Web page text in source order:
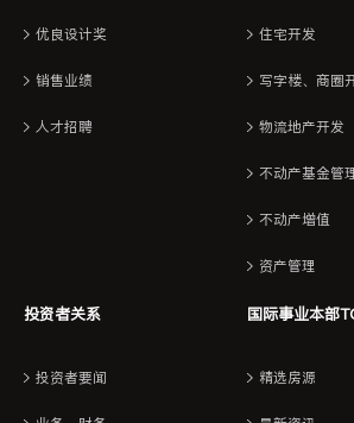
优良设计奖
销售业绩
人才招聘
住宅开发
写字楼、商圈
物流地产开发
不动产基金管
不动产增值
资产管理
投资者关系
投资者要闻
国际事业本部
精选房源